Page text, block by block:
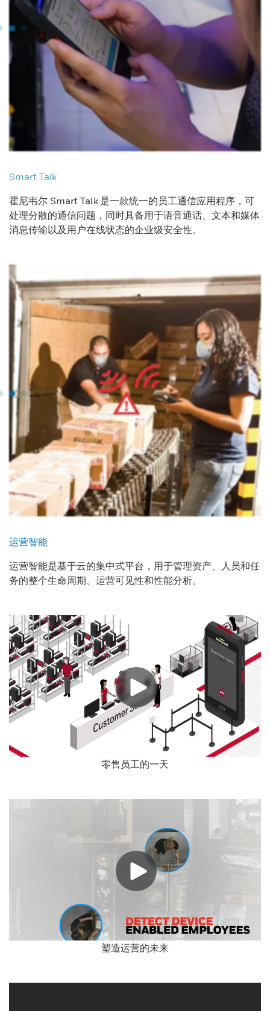
Smart Talk
霍尼韦尔 Smart Talk 是一款统一的员工通信应用程序，可
处理分散的通信问题，同时具备用于语音通话、文本和媒体
消息传输以及用户在线状态的企业级安全性。
运营智能
运营智能是基于云的集中式平台，用于管理资产、人员和任
务的整个生命周期、运营可见性和性能分析。
零售员工的一天
塑造运营的未来